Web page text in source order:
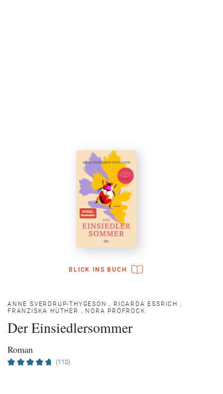
BLICK INS BUCH
ANNE SVERDRUP-THYGESON , RICARDA ESSRICH
,
FRANZISKA HÜTHER
, NORA PRÖFROCK
Der Einsiedlersommer
Roman
(110)